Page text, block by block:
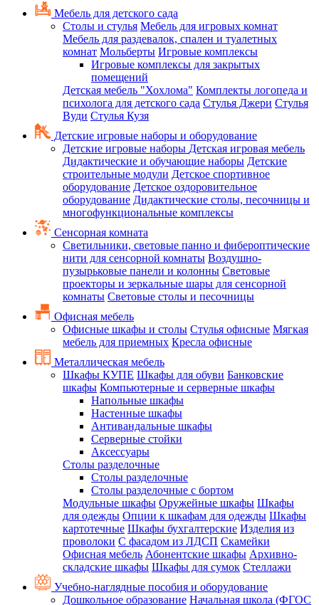
Мебель для детского сада
Столы и стулья Мебель для игровых комнат
Мебель для раздевалок, спален и туалетных
комнат Мольберты Игровые комплексы
Игровые комплексы для закрытых
помещений
Детская мебель "Хохлома" Комплекты логопеда и
психолога для детского сада Стулья Джери Стулья
Вуди Стулья Кузя
Детские игровые наборы и оборудование
Детские игровые наборы Детская игровая мебель
Дидактические и обучающие наборы Детские
строительные модули Детское спортивное
оборудование Детское оздоровительное
оборудование Дидактические столы, песочницы и
многофункциональные комплексы
Сенсорная комната
Светильники, световые панно и фибероптические
нити для сенсорной комнаты Воздушно-
пузырьковые панели и колонны Световые
проекторы и зеркальные шары для сенсорной
комнаты Световые столы и песочницы
Офисная мебель
Офисные шкафы и столы Стулья офисные Мягкая
мебель для приемных Кресла офисные
Металлическая мебель
Шкафы КУПЕ Шкафы для обуви Банковские
шкафы Компьютерные и серверные шкафы
Напольные шкафы
Настенные шкафы
Антивандальные шкафы
Серверные стойки
Аксессуары
Столы разделочные
Столы разделочные
Столы разделочные с бортом
Модульные шкафы Оружейные шкафы Шкафы
для одежды Опции к шкафам для одежды Шкафы
картотечные Шкафы бухгалтерские Изделия из
проволоки С фасадом из ЛДСП Скамейки
Офисная мебель Абонентские шкафы Архивно-
складские шкафы Шкафы для сумок Стеллажи
Учебно-наглядные пособия и оборудование
Дошкольное образование Начальная школа (ФГОС